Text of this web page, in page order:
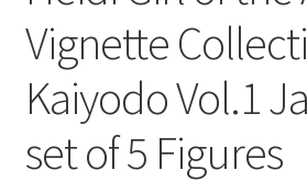
Vignette
Kaiyodo Vol.1
set of 5 Figures